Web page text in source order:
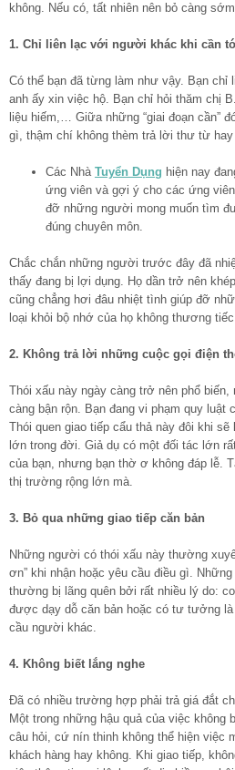
không. Nếu có, tất nhiên nên bỏ càng
1. Chỉ liên lạc với người khác khi cần
Có thể bạn đã từng làm như vậy. Bạn chỉ
anh ấy xin việc hộ. Bạn chỉ hỏi thăm chị
liệu hiếm,… Giữa những “giai đoạn cần”
gì, thậm chí không thèm trả lời thư từ hay
Các Nhà Tuyển Dụng hiện nay
ứng viên và gợi ý cho các ứng viên
đỡ những người mong muốn tìm
đúng chuyên môn.
Chắc chắn những người trước đây đã
thấy đang bị lợi dụng. Họ dần trở nên
cũng chẳng hơi đâu nhiệt tình giúp đỡ
loại khỏi bộ nhớ của họ không thương
2. Không trả lời những cuộc gọi điện
Thói xấu này ngày càng trở nên phổ
càng bận rộn. Bạn đang vi phạm quy luật
Thói quen giao tiếp cẩu thả này đôi khi
lớn trong đời. Giả dụ có một đối tác lớn
của bạn, nhưng bạn thờ ơ không đáp lễ.
thị trường rộng lớn mà.
3. Bỏ qua những giao tiếp căn bản
Những người có thói xấu này thường
ơn” khi nhận hoặc yêu cầu điều gì.
thường bị lãng quên bởi rất nhiều lý do:
được dạy dỗ căn bản hoặc có tư tưởng
cầu người khác.
4. Không biết lắng nghe
Đã có nhiều trường hợp phải trả giá đắt
Một trong những hậu quả của việc không
câu hỏi, cứ nín thinh không thể hiện việc
khách hàng hay không. Khi giao tiếp,